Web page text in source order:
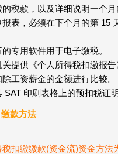
税款，以及详细说明一个
表，必须在下个月的第 15
专用软件用于电子缴税。
提供《个人所得税扣缴报
工资薪金的金额进行比较。
SAT 印刷表格上的预扣税证明
缴款方法
扣缴缴款(资金流)资金方法